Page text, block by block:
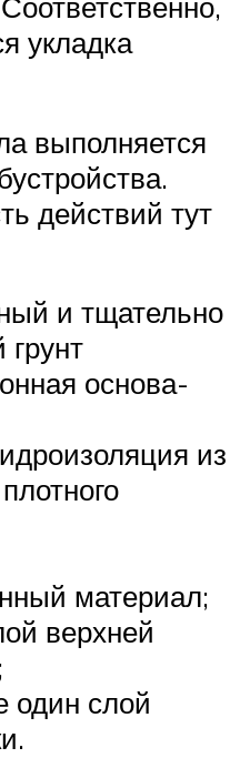
укладка
выполняется
действий тут
и тщательно
основа-
из
материал;
верхней
один слой